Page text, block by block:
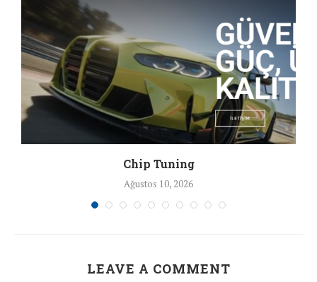
Chip Tuning
Ağustos 10, 2026
LEAVE A COMMENT